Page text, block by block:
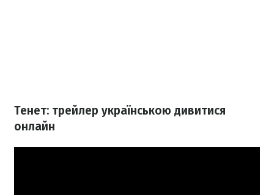
Тенет: трейлер українською дивитися
онлайн